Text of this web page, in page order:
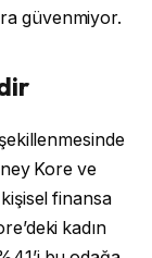
güvenmiyor.
Kore ve
kişisel finansa
kadın